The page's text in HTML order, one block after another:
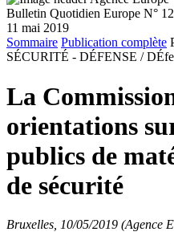
Bulletin Quotidien Europe N°
11 mai 2019
Sommaire Publication complète
SÉCURITÉ - DÉFENSE /
La
orientations
publics de
de sécurité
Bruxelles, 10/05/2019 (Agence